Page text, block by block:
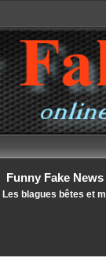
Funny Fake
Les blagues bêtes et